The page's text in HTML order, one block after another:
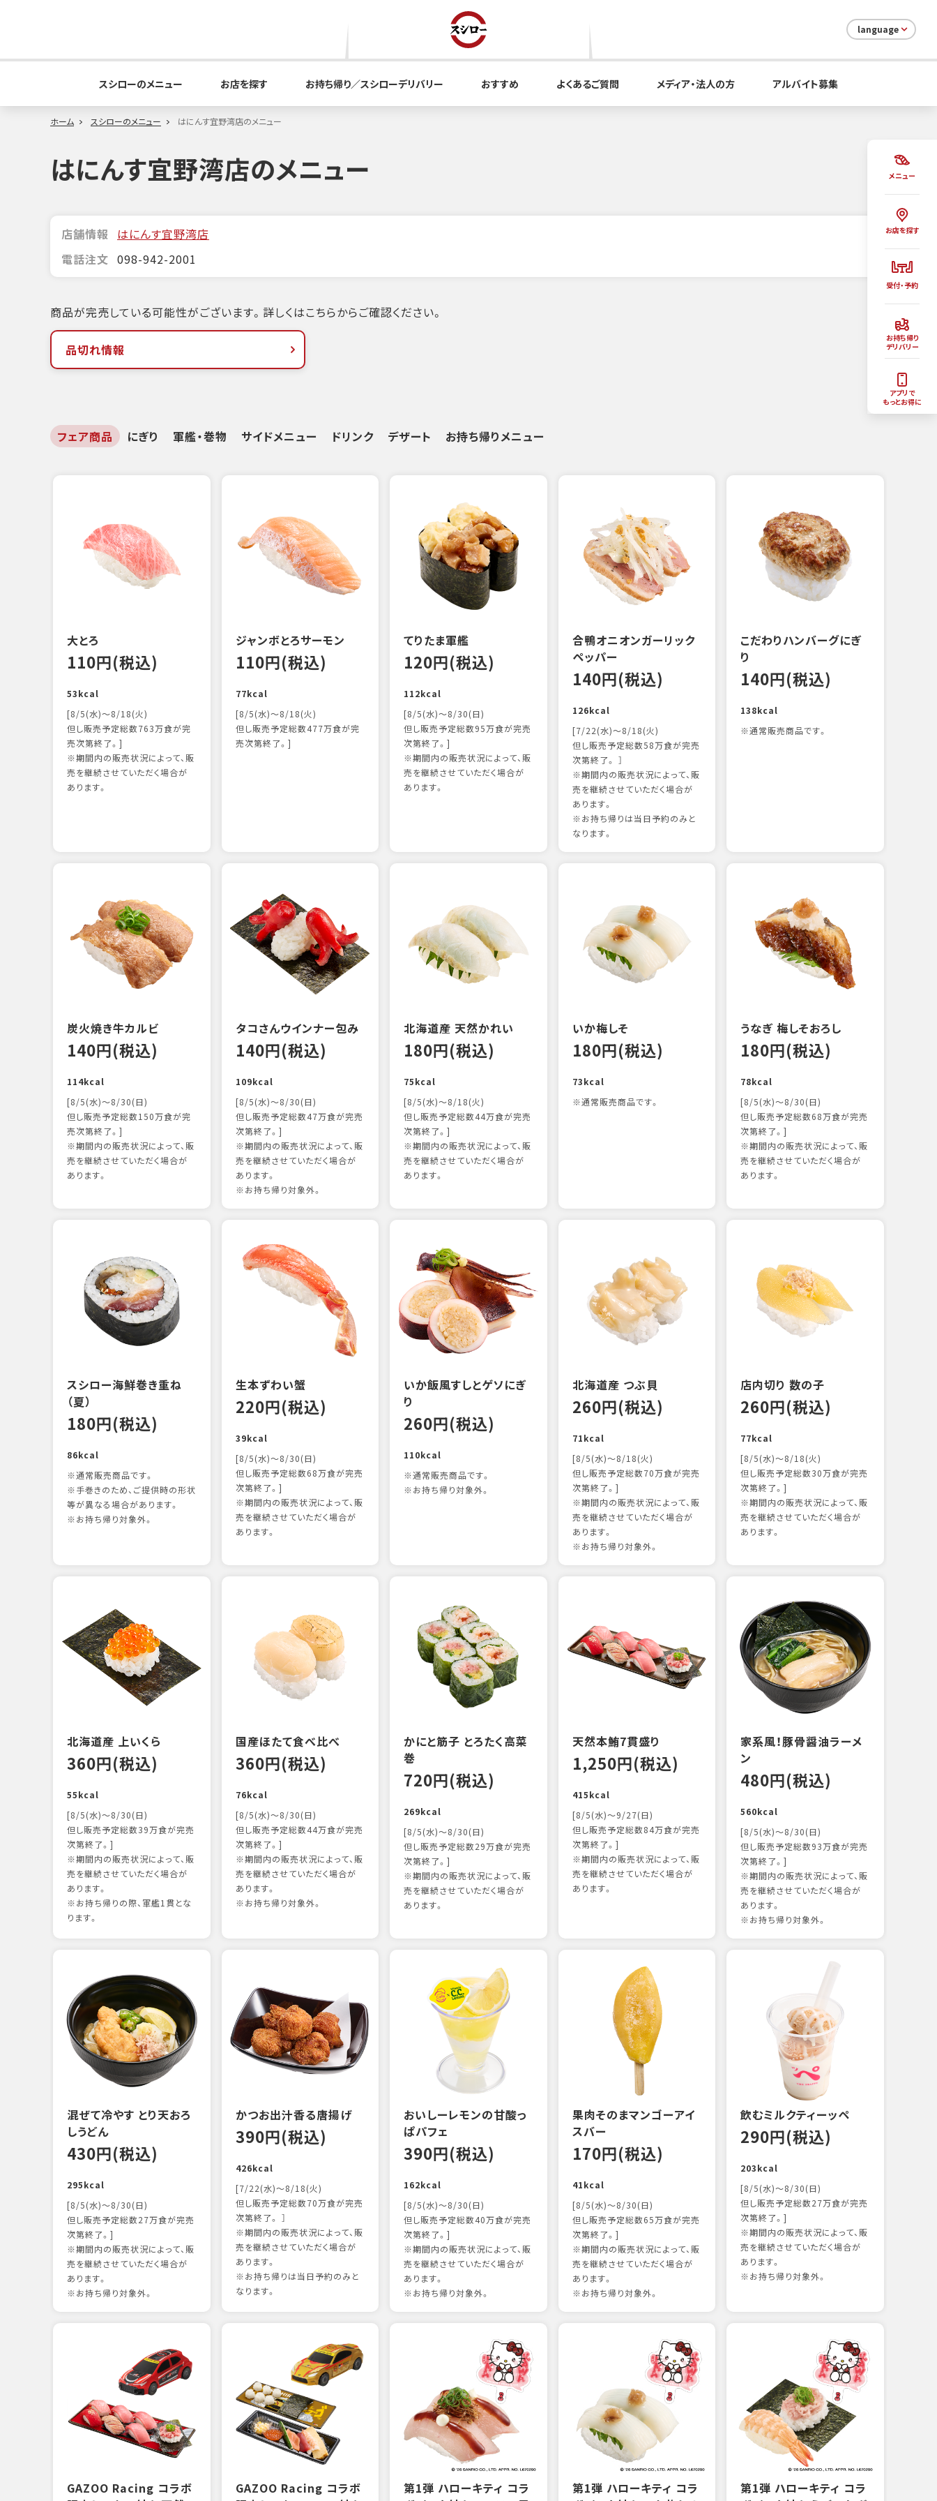
メニュー
お店を探す
受付・予約
お持ち帰り
デリバリー
アプリで
もっとお得に
language
スシローのメニュー お店を探す お持ち帰り／スシローデリバリー おすすめ よくあるご質問 メディア・法人の方 アルバイト募集
ホーム スシローのメニュー はにんす宜野湾店のメニュー
はにんす宜野湾店のメニュー
店舗情報 はにんす宜野湾店
電話注文 098-942-2001
商品が完売している可能性がございます。詳しくはこちらからご確認ください。
品切れ情報
フェア商品 にぎり 軍艦・巻物 サイドメニュー ドリンク デザート お持ち帰りメニュー
大とろ
110円(税込)
53kcal
[8/5(水)～8/18(火)
但し販売予定総数763万食が完
売次第終了。]
※期間内の販売状況によって、販
売を継続させていただく場合が
あります。
ジャンボとろサーモン
110円(税込)
77kcal
[8/5(水)～8/18(火)
但し販売予定総数477万食が完
売次第終了。]
てりたま軍艦
120円(税込)
112kcal
[8/5(水)～8/30(日)
但し販売予定総数95万食が完売
次第終了。]
※期間内の販売状況によって、販
売を継続させていただく場合が
あります。
合鴨オニオンガーリック
ペッパー
140円(税込)
126kcal
[7/22(水)～8/18(火)
但し販売予定総数58万食が完売
次第終了。 ］
※期間内の販売状況によって、販
売を継続させていただく場合が
あります。
※お持ち帰りは当日予約のみと
なります。
こだわりハンバーグにぎ
り
140円(税込)
138kcal
※通常販売商品です。
炭火焼き牛カルビ
140円(税込)
114kcal
[8/5(水)～8/30(日)
但し販売予定総数150万食が完
売次第終了。]
※期間内の販売状況によって、販
売を継続させていただく場合が
あります。
タコさんウインナー包み
140円(税込)
109kcal
[8/5(水)～8/30(日)
但し販売予定総数47万食が完売
次第終了。]
※期間内の販売状況によって、販
売を継続させていただく場合が
あります。
※お持ち帰り対象外。
北海道産 天然かれい
180円(税込)
75kcal
[8/5(水)～8/18(火)
但し販売予定総数44万食が完売
次第終了。]
※期間内の販売状況によって、販
売を継続させていただく場合が
あります。
いか梅しそ
180円(税込)
73kcal
※通常販売商品です。
うなぎ 梅しそおろし
180円(税込)
78kcal
[8/5(水)～8/30(日)
但し販売予定総数68万食が完売
次第終了。]
※期間内の販売状況によって、販
売を継続させていただく場合が
あります。
スシロー海鮮巻き重ね
（夏）
180円(税込)
86kcal
※通常販売商品です。
※手巻きのため、ご提供時の形状
等が異なる場合があります。
※お持ち帰り対象外。
生本ずわい蟹
220円(税込)
39kcal
[8/5(水)～8/30(日)
但し販売予定総数68万食が完売
次第終了。]
※期間内の販売状況によって、販
売を継続させていただく場合が
あります。
いか飯風すしとゲソにぎ
り
260円(税込)
110kcal
※通常販売商品です。
※お持ち帰り対象外。
北海道産 つぶ貝
260円(税込)
71kcal
[8/5(水)～8/18(火)
但し販売予定総数70万食が完売
次第終了。]
※期間内の販売状況によって、販
売を継続させていただく場合が
あります。
※お持ち帰り対象外。
店内切り 数の子
260円(税込)
77kcal
[8/5(水)～8/18(火)
但し販売予定総数30万食が完売
次第終了。]
※期間内の販売状況によって、販
売を継続させていただく場合が
あります。
北海道産 上いくら
360円(税込)
55kcal
[8/5(水)～8/30(日)
但し販売予定総数39万食が完売
次第終了。]
※期間内の販売状況によって、販
売を継続させていただく場合が
あります。
※お持ち帰りの際、軍艦1貫とな
ります。
国産ほたて食べ比べ
360円(税込)
76kcal
[8/5(水)～8/30(日)
但し販売予定総数44万食が完売
次第終了。]
※期間内の販売状況によって、販
売を継続させていただく場合が
あります。
※お持ち帰り対象外。
かにと筋子 とろたく高菜
巻
720円(税込)
269kcal
[8/5(水)～8/30(日)
但し販売予定総数29万食が完売
次第終了。]
※期間内の販売状況によって、販
売を継続させていただく場合が
あります。
天然本鮪7貫盛り
1,250円(税込)
415kcal
[8/5(水)～9/27(日)
但し販売予定総数84万食が完売
次第終了。]
※期間内の販売状況によって、販
売を継続させていただく場合が
あります。
家系風！豚骨醤油ラーメ
ン
480円(税込)
560kcal
[8/5(水)～8/30(日)
但し販売予定総数93万食が完売
次第終了。]
※期間内の販売状況によって、販
売を継続させていただく場合が
あります。
※お持ち帰り対象外。
混ぜて冷やす とり天おろ
しうどん
430円(税込)
295kcal
[8/5(水)～8/30(日)
但し販売予定総数27万食が完売
次第終了。]
※期間内の販売状況によって、販
売を継続させていただく場合が
あります。
※お持ち帰り対象外。
かつお出汁香る唐揚げ
390円(税込)
426kcal
[7/22(水)～8/18(火)
但し販売予定総数70万食が完売
次第終了。 ］
※期間内の販売状況によって、販
売を継続させていただく場合が
あります。
※お持ち帰りは当日予約のみと
なります。
おいしーレモンの甘酸っ
ぱパフェ
390円(税込)
162kcal
[8/5(水)～8/30(日)
但し販売予定総数40万食が完売
次第終了。]
※期間内の販売状況によって、販
売を継続させていただく場合が
あります。
※お持ち帰り対象外。
果肉そのまマンゴーアイ
スバー
170円(税込)
41kcal
[8/5(水)～8/30(日)
但し販売予定総数65万食が完売
次第終了。]
※期間内の販売状況によって、販
売を継続させていただく場合が
あります。
※お持ち帰り対象外。
飲むミルクティーッペ
290円(税込)
203kcal
[8/5(水)～8/30(日)
但し販売予定総数27万食が完売
次第終了。]
※期間内の販売状況によって、販
売を継続させていただく場合が
あります。
※お持ち帰り対象外。
GAZOO Racing コラボ
GAZOO Racing コラボ
第1弾 ハローキティ コラ
第1弾 ハローキティ コラ
第1弾 ハローキティ コラ